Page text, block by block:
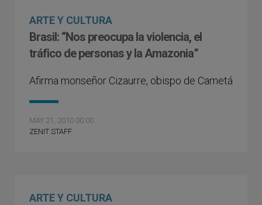
ARTE Y CULTURA
Brasil: “Nos preocupa la violencia, el
tráfico de personas y la Amazonia”
Afirma monseñor Cizaurre, obispo de Cametá
MAY 21, 2010 00:00
ZENIT STAFF
ARTE Y CULTURA